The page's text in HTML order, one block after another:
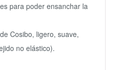
para poder ensanchar la
Cosibo, ligero, suave,
no elástico).